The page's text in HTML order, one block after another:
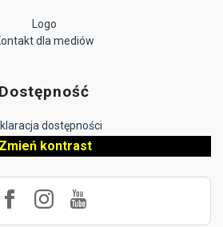
Logo
dla mediów
Dostępność
dostępności
Zmień kontrast